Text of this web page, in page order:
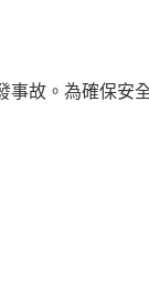
事故。為確保安